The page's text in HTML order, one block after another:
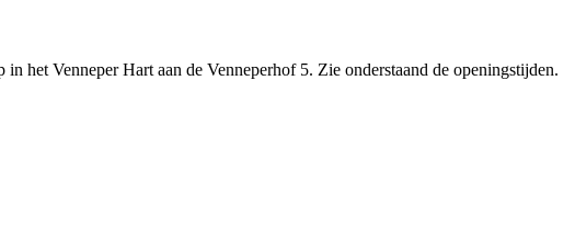
het Venneper Hart aan de Venneperhof 5. Zie onderstaand de openingstijden.